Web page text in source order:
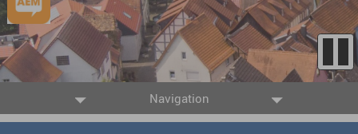
Navigation